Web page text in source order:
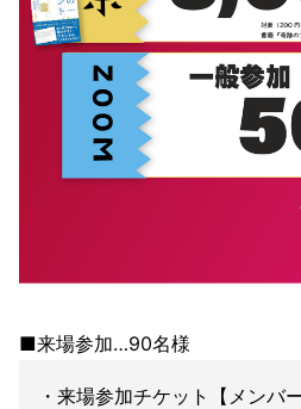
■来場参加…90名様
・来場参加チケット【メンバ